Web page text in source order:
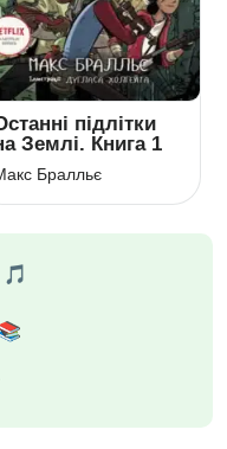
підлітки
Землі. Книга 1
Бралльє